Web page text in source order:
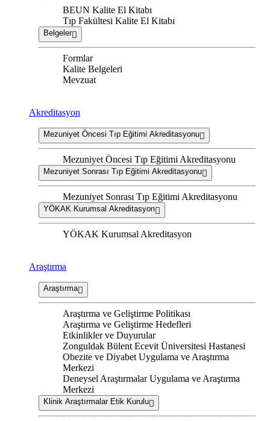
BEUN Kalite El Kitabı
Tıp Fakültesi Kalite El Kitabı
Belgeler
Formlar
Kalite Belgeleri
Mevzuat
Akreditasyon
Mezuniyet Öncesi Tıp Eğitimi Akreditasyonu
Mezuniyet Öncesi Tıp Eğitimi Akreditasyonu
Mezuniyet Sonrası Tıp Eğitimi Akreditasyonu
Mezuniyet Sonrası Tıp Eğitimi Akreditasyonu
YÖKAK Kurumsal Akreditasyon
YÖKAK Kurumsal Akreditasyon
Araştırma
Araştırma
Araştırma ve Geliştirme Politikası
Araştırma ve Geliştirme Hedefleri
Etkinlikler ve Duyurular
Zonguldak Bülent Ecevit Üniversitesi Hastanesi
Obezite ve Diyabet Uygulama ve Araştırma
Merkezi
Deneysel Araştırmalar Uygulama ve Araştırma
Merkezi
Klinik Araştırmalar Etik Kurulu